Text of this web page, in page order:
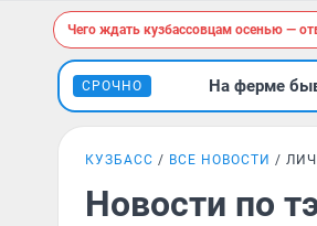
Чего ждать кузбассовцам осенью —
СРОЧНО На ферме
КУЗБАСС ВСЕ НОВОСТИ
Новости по